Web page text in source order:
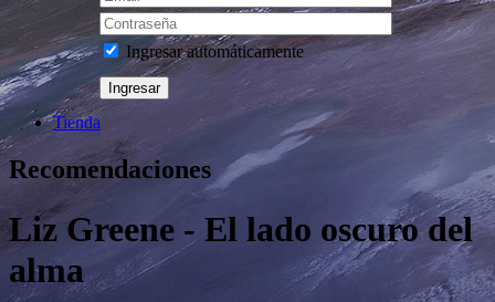
Ingresar automáticamente
Tienda
Recomendaciones
Liz Greene - El lado oscuro del
alma